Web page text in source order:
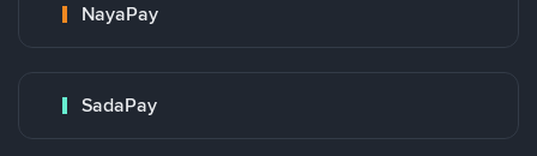
NayaPay
SadaPay